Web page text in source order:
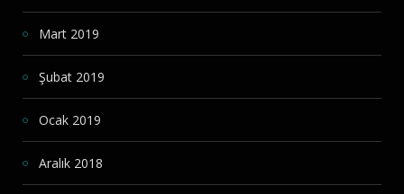
Mart 2019
Şubat 2019
Ocak 2019
Aralık 2018